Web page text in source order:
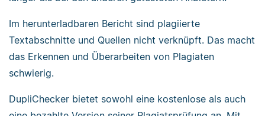
Im herunterladbaren Bericht sind plagiierte
Textabschnitte und Quellen nicht verknüpft. Das macht
das Erkennen und Überarbeiten von Plagiaten
schwierig.
DupliChecker bietet sowohl eine kostenlose als auch